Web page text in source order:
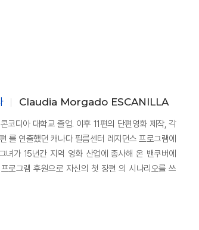
Claudia Morgado ESCANILLA
코디아 대학교 졸업. 이후 11편의 단편영화 제작, 각
를 연출했던 캐나다 필름센터 레지던스 프로그램에
녀가 15년간 지역 영화 산업에 종사해 온 밴쿠버에
로그램 후원으로 자신의 첫 장편 의 시나리오를 쓰